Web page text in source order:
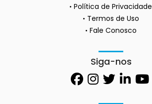
Política de Privacidade
Termos de Uso
Fale Conosco
Siga-nos